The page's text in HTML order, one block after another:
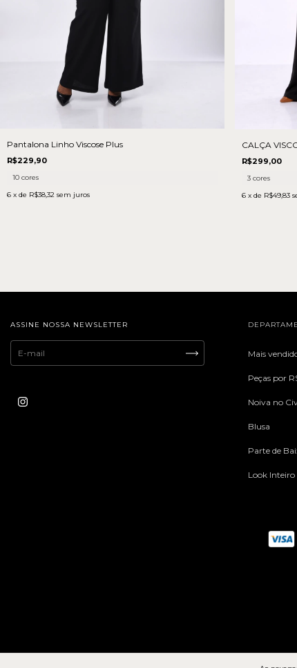
Pantalona Linho Viscose Plus
R$229,90
10 cores
6 x de R$38,32 sem juros
CALÇA
R$299,00
3 cores
6 x de R$49,83
ASSINE NOSSA NEWSLETTER
Mais
Peças por
Noiva no
Blusa
Parte de
Look Inteiro